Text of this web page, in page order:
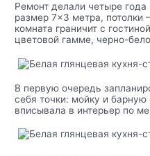
Ремонт делали четыре
размер 7×3 метра, потолки
комната граничит с
цветовой гамме, черно-
В первую очередь
себя точки: мойку и барную
вписывала в интерьер по